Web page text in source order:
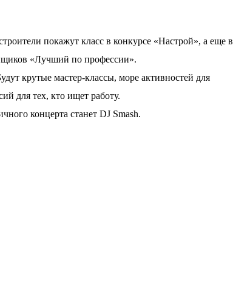
покажут класс в конкурсе «Настрой», а еще в
«Лучший по профессии».
крутые мастер-классы, море активностей для
для тех, кто ищет работу.
концерта станет DJ Smash.